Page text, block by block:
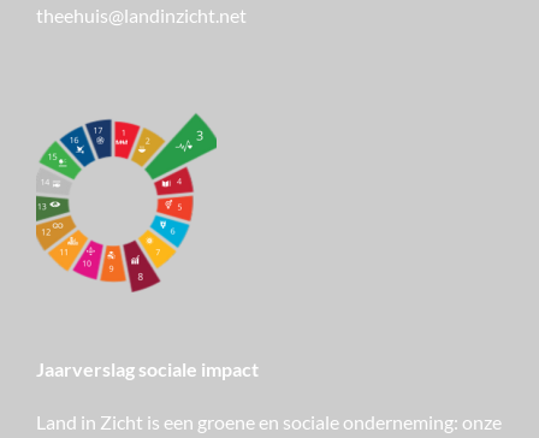
theehuis@landinzicht.net
Jaarverslag sociale impact
Land in Zicht is een groene en sociale onderneming: onze